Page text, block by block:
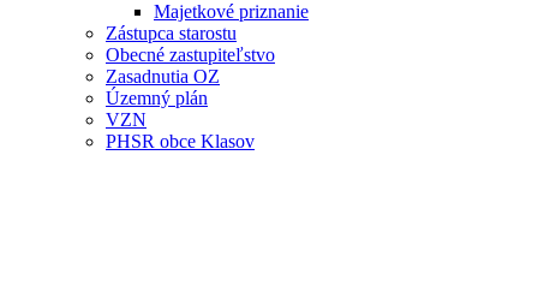
Majetkové priznanie
Zástupca starostu
Obecné zastupiteľstvo
Zasadnutia OZ
Územný plán
VZN
PHSR obce Klasov